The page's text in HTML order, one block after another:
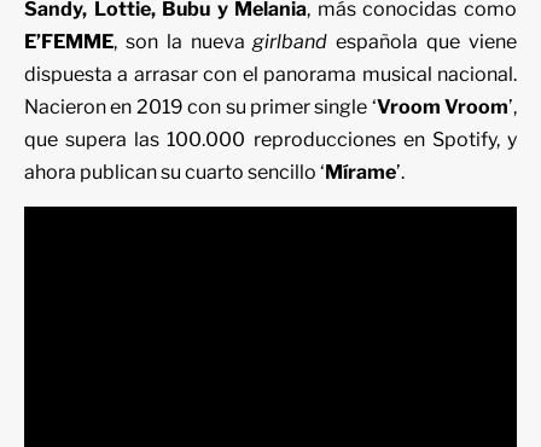
Sandy, Lottie, Bubu y Melania, más conocidas como
E’FEMME, son la nuevagirlbandespañola que viene
dispuesta a arrasar con el panorama musical nacional.
Nacieron en 2019 con su primer single ‘Vroom Vroom’,
que supera las 100.000 reproducciones en Spotify, y
ahora publican su cuarto sencillo ‘Mírame’.